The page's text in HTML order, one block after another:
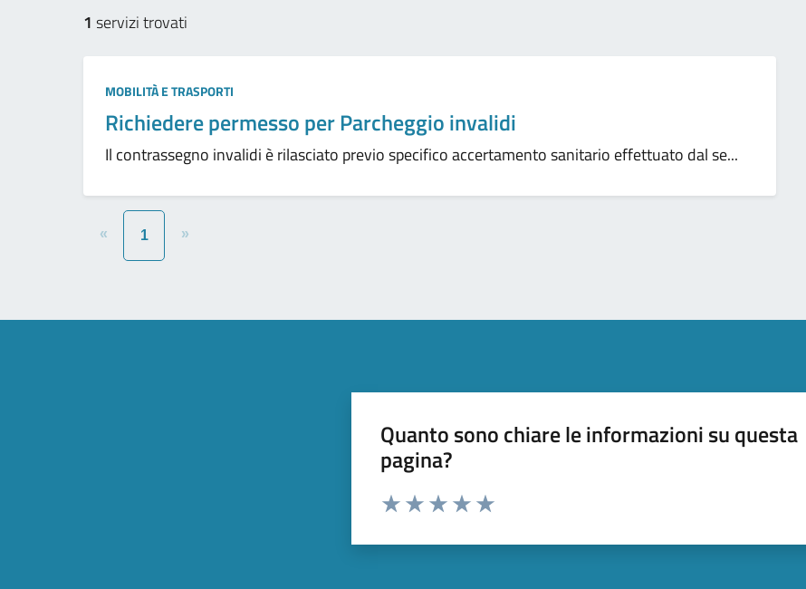
1 servizi trovati
MOBILITÀ E TRASPORTI
Richiedere permesso per Parcheggio invalidi
Il contrassegno invalidi è rilasciato previo specifico accertamento sanitario effettuato dal se...
« 1 »
Quanto sono chiare le informazioni su questa
pagina?
Valuta da 1 a 5 stelle la pagina